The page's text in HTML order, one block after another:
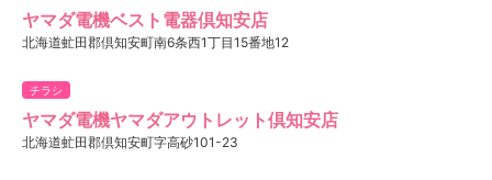
ヤマダ電機ベスト電器倶知安店
北海道虻田郡倶知安町南6条西1丁目15番地12
チラシ
ヤマダ電機ヤマダアウトレット倶知安店
北海道虻田郡倶知安町字高砂101-23